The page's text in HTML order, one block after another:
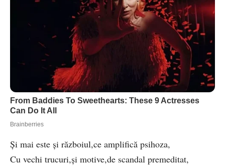
Și mai este și războiul,ce amplifică psihoza,
Cu vechi trucuri,și motive,de scandal premeditat,